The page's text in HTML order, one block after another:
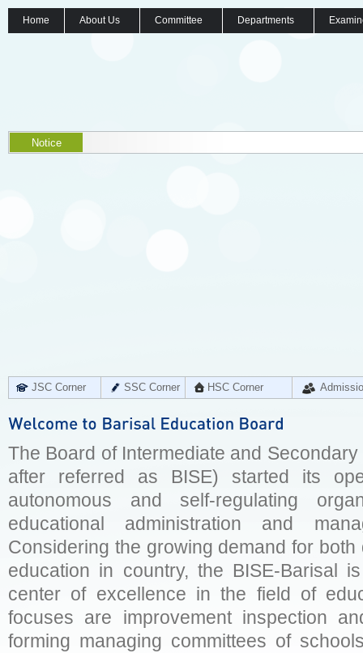
Home About Us Committee Departments
Notice
JSC Corner SSC Corner HSC Corner
The Board of Intermediate and
after referred as BISE) started its
autonomous and self-regulating
educational administration and
Considering the growing demand for
education in country, the BISE-Barisal
center of excellence in the field of
focuses are improvement inspection
forming managing committees of